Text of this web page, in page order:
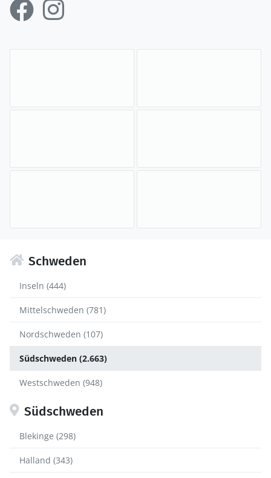
Schweden
Inseln (444)
Mittelschweden (781)
Nordschweden (107)
Südschweden (2.663)
Westschweden (948)
Südschweden
Blekinge (298)
Halland (343)